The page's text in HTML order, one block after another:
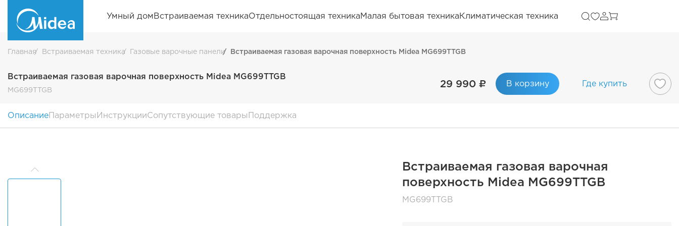
Умный домВстраиваемая техникаОтдельностоящая техникаМалая бытовая техникаКлиматическая техника
Главная Встраиваемая техника Газовые варочные панели Встраиваемая газовая варочная поверхность Midea MG699TTGB
Встраиваемая газовая варочная поверхность Midea MG699TTGB
MG699TTGB 29 990 ₽ В корзину Где купить
ОписаниеПараметрыИнструкцииСопутствующие товарыПоддержка
Встраиваемая газовая варочная
поверхность Midea MG699TTGB
MG699TTGB